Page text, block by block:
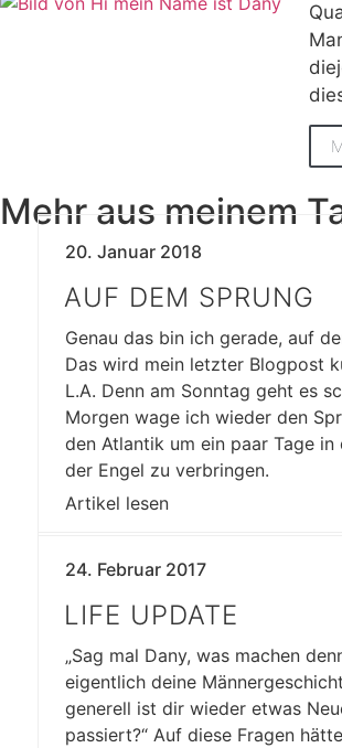
Mehr aus meinem
20. Januar 2018
AUF DEM SPRUNG
Genau das bin ich gerade, auf
Das wird mein letzter Blogpost
L.A. Denn am Sonntag geht es
Morgen wage ich wieder den
den Atlantik um ein paar Tage in
der Engel zu verbringen.
Artikel lesen
24. Februar 2017
LIFE UPDATE
„Sag mal Dany, was machen
eigentlich deine
generell ist dir wieder etwas
passiert?“ Auf diese Fragen